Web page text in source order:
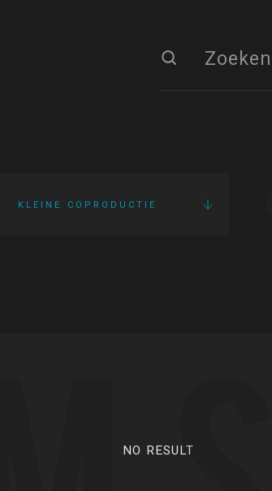
KLEINE COPRODUCTIE
NO RESULT